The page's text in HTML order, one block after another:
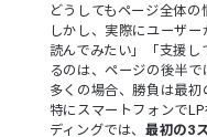
どうしてもページ全体の
しかし、実際にユーザ
読んでみたい」「支援し
るのは、ページの後半で
多くの場合、勝負は最初
特にスマートフォンで
ディングでは、最初の3